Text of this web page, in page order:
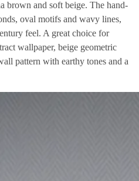
brown and soft beige. The hand-
oval motifs and wavy lines,
feel. A great choice for
wallpaper, beige geometric
pattern with earthy tones and a